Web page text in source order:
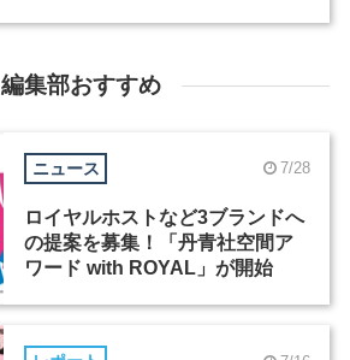
編集部おすすめ
ニュース 7/28
ロイヤルホストなど3ブランドへ
の提案を募集！「丹青社空間ア
ワード with ROYAL」が開始